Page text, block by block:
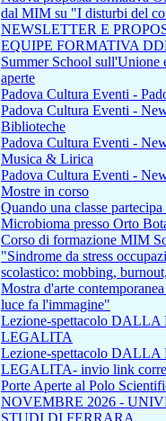
dal MIM su "I disturbi del
NEWSLETTER E
EQUIPE FORMATIVA
Summer School sull'Unione
aperte
Padova Cultura Eventi -
Padova Cultura Eventi -
Biblioteche
Padova Cultura Eventi -
Musica & Lirica
Padova Cultura Eventi -
Mostre in corso
Quando una classe
Microbioma presso Orto
Corso di formazione MIM
"Sindrome da stress
scolastico: mobbing,
Mostra d'arte
luce fa l'immagine"
Lezione-spettacolo
LEGALITA
Lezione-spettacolo
LEGALITA- invio link
Porte Aperte al Polo
NOVEMBRE 2026 -